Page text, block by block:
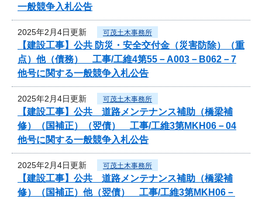
一般競争入札公告
2025年2月4日更新 可茂土木事務所
【建設工事】公共 防災・安全交付金（災害防除）（重
点）他（債務） 工事/工維4第55－A003－B062－7
他号に関する一般競争入札公告
2025年2月4日更新 可茂土木事務所
【建設工事】公共 道路メンテナンス補助（橋梁補
修）（国補正）（翌債） 工事/工維3第MKH06－04
他号に関する一般競争入札公告
2025年2月4日更新 可茂土木事務所
【建設工事】公共 道路メンテナンス補助（橋梁補
修）（国補正）他（翌債） 工事/工維3第MKH06－